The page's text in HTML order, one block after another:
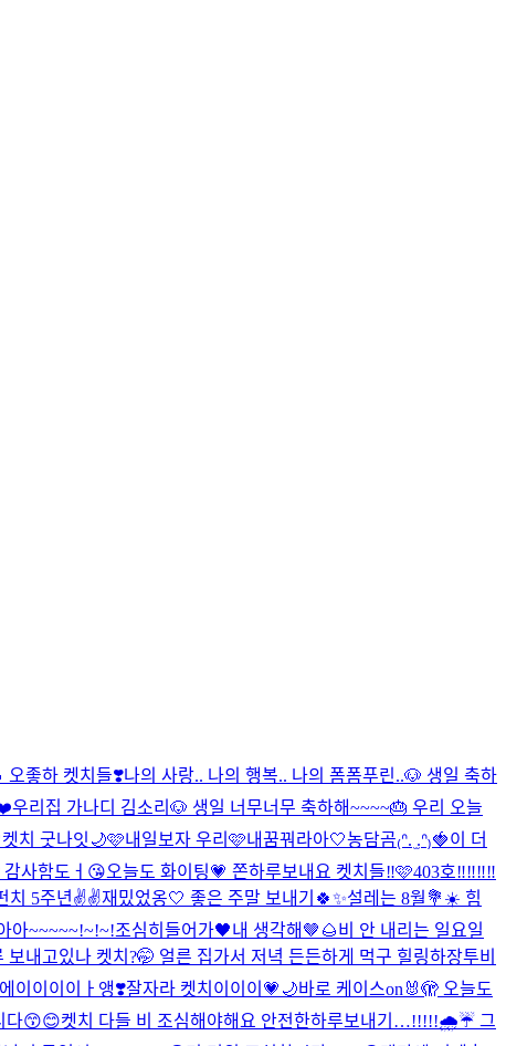
오좋하 켓치들❣️나의 사랑.. 나의 행복.. 나의 폼폼푸린..🐶 생일 축하
우리집 가나디 김소리🐶 생일 너무너무 축하해~~~~🎂 우리 오늘
켓치 굿나잇🌙🩷내일보자 우리🩷내꿈꿔라아🤍농담곰₍ᐢ. ̫.ᐢ₎🍓이 더
감사함도ㅓ😘오늘도 화이팅💗 쫀하루보내요 켓치들‼️🩷403호‼️‼️‼️‼️
치 5주년✌️✌️재밌었옹🤍 좋은 주말 보내기🍀✨설레는 8월💐☀️ 힘
아~~~~~!~!~!조심히들어가🖤내 생각해🤎🌰비 안 내리는 일요일
보내고있나 켓치?🤭 얼른 집가서 저녁 든든하게 먹구 힐링하장투비
이이이이ㅏ앵❣️잘자라 켓치이이이💗🌙바로 케이스on🐰🫣 오늘도
다😙😊켓치 다들 비 조심해야해요 안전한하루보내기…!!!!!🌧️☔️ 그